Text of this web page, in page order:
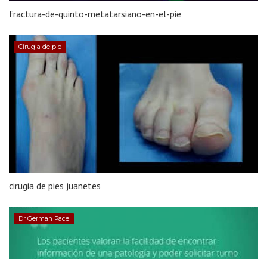
fractura-de-quinto-metatarsiano-en-el-pie
Cirugia de pie
cirugia de pies juanetes
Dr German Pace